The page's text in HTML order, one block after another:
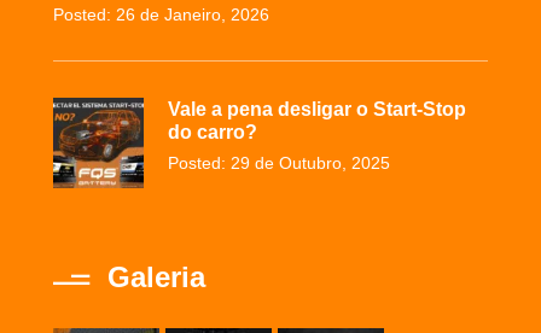
Posted: 26 de Janeiro, 2026
Vale a pena desligar o Start-Stop
do carro?
Posted: 29 de Outubro, 2025
Galeria